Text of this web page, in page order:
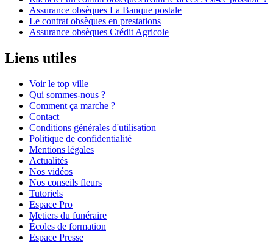
Assurance obsèques La Banque postale
Le contrat obsèques en prestations
Assurance obsèques Crédit Agricole
Liens utiles
Voir le top ville
Qui sommes-nous ?
Comment ça marche ?
Contact
Conditions générales d'utilisation
Politique de confidentialité
Mentions légales
Actualités
Nos vidéos
Nos conseils fleurs
Tutoriels
Espace Pro
Metiers du funéraire
Écoles de formation
Espace Presse